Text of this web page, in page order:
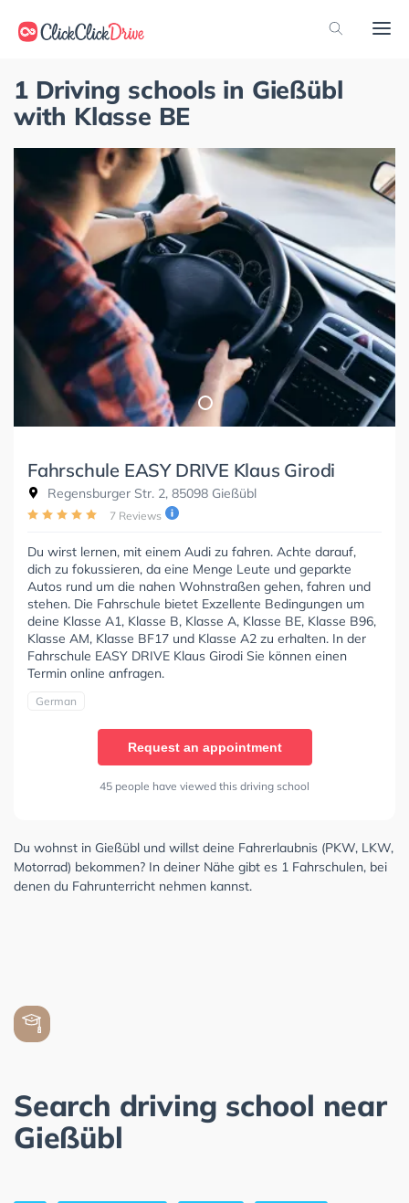
1 Driving schools in Gießübl
with Klasse BE
Fahrschule EASY DRIVE Klaus Girodi
Regensburger Str. 2, 85098 Gießübl
7 Reviews
Du wirst lernen, mit einem Audi zu fahren. Achte darauf,
dich zu fokussieren, da eine Menge Leute und geparkte
Autos rund um die nahen Wohnstraßen gehen, fahren und
stehen. Die Fahrschule bietet Exzellente Bedingungen um
deine Klasse A1, Klasse B, Klasse A, Klasse BE, Klasse B96,
Klasse AM, Klasse BF17 und Klasse A2 zu erhalten. In der
Fahrschule EASY DRIVE Klaus Girodi Sie können einen
Termin online anfragen.
German
Request an appointment
45 people have viewed this driving school
Du wohnst in Gießübl und willst deine Fahrerlaubnis (PKW, LKW,
Motorrad) bekommen? In deiner Nähe gibt es 1 Fahrschulen, bei
denen du Fahrunterricht nehmen kannst.
Search driving school near
Gießübl